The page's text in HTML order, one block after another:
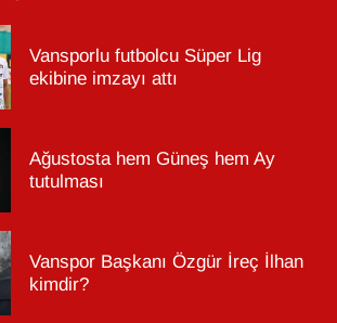
Vansporlu futbolcu Süper Lig
ekibine imzayı attı
Ağustosta hem Güneş hem Ay
tutulması
Vanspor Başkanı Özgür İreç İlhan
kimdir?